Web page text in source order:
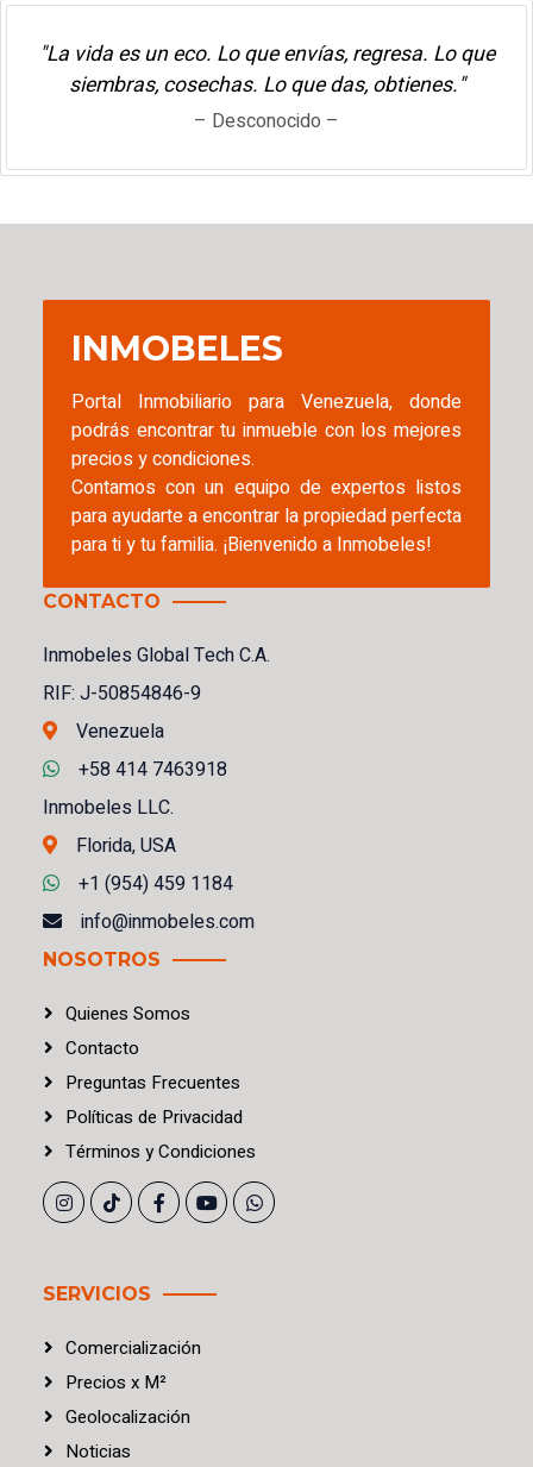
"La vida es un eco. Lo que envías, regresa. Lo que
siembras, cosechas. Lo que das, obtienes."
– Desconocido –
INMOBELES
Portal Inmobiliario para Venezuela, donde
podrás encontrar tu inmueble con los mejores
precios y condiciones.
Contamos con un equipo de expertos listos
para ayudarte a encontrar la propiedad perfecta
para ti y tu familia. ¡Bienvenido a Inmobeles!
CONTACTO
Inmobeles Global Tech C.A.
RIF: J-50854846-9
Venezuela
+58 414 7463918
Inmobeles LLC.
Florida, USA
+1 (954) 459 1184
info@inmobeles.com
NOSOTROS
Quienes Somos
Contacto
Preguntas Frecuentes
Políticas de Privacidad
Términos yCondiciones
SERVICIOS
Comercialización
Precios x M²
Geolocalización
Noticias